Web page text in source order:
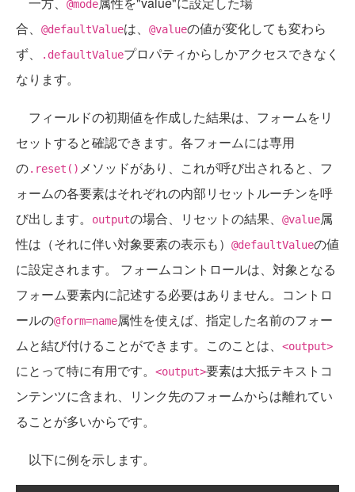
@mode
合、
@defaultValueは、 @valueの値が変化しても変わら
ず、
.defaultValueプロパティからしかアクセスできなく
なります。
フィールドの初期値を作成した結果は、フォームをリ
セットすると確認できます。各フォームには専用
の.reset() メソッドがあり、これが呼び出されると、フ
ォームの各要素はそれぞれの内部リセットルーチンを呼
び出します。
outputの場合、リセットの結果、 @value属
性は（それに伴い対象要素の表示も）
@defaultValueの値
に設定されます。 フォームコントロールは、対象となる
フォーム要素内に記述する必要はありません。コントロ
ールの@form=name属性を使えば、指定した名前のフォー
ムと結び付けることができます。このことは、
<output>
にとって特に有用です。 <output>要素は大抵テキストコ
ンテンツに含まれ、リンク先のフォームからは離れてい
ることが多いからです。
以下に例を示します。